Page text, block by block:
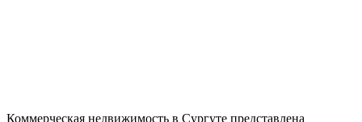
Коммерческая недвижимость в Сургуте представлена